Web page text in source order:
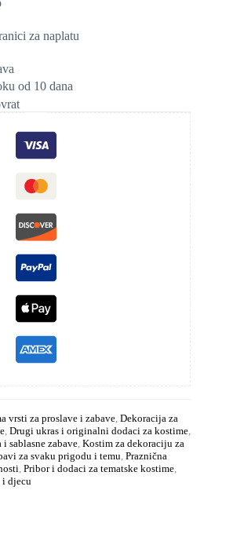
za naplatu
od 10 dana
vrsti za proslave i zabave, Dekoracija za
, Drugi ukras i originalni dodaci za kostime,
sablasne zabave, Kostim za dekoraciju za
za svaku prigodu i temu, Praznična
, Pribor i dodaci za tematske kostime,
i djecu